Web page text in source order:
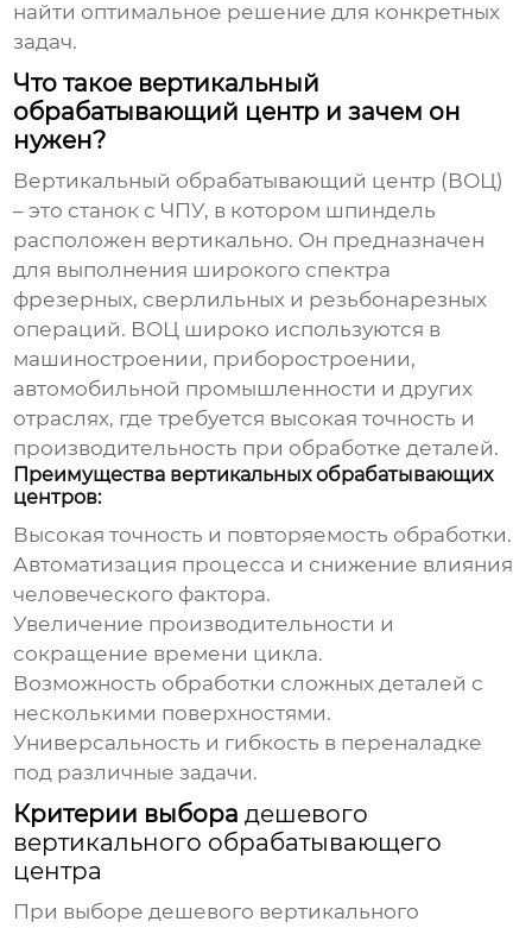
найти оптимальное решение для конкретных
задач.
Что такое вертикальный
обрабатывающий центр и зачем он
нужен?
Вертикальный обрабатывающий центр (ВОЦ)
– это станок с ЧПУ, в котором шпиндель
расположен вертикально. Он предназначен
для выполнения широкого спектра
фрезерных, сверлильных и резьбонарезных
операций. ВОЦ широко используются в
машиностроении, приборостроении,
автомобильной промышленности и других
отраслях, где требуется высокая точность и
производительность при обработке деталей.
Преимущества вертикальных обрабатывающих
центров:
Высокая точность и повторяемость обработки.
Автоматизация процесса и снижение влияния
человеческого фактора.
Увеличение производительности и
сокращение времени цикла.
Возможность обработки сложных деталей с
несколькими поверхностями.
Универсальность и гибкость в переналадке
под различные задачи.
Критерии выборадешевого
вертикального обрабатывающего
центра
При выборедешевого вертикального